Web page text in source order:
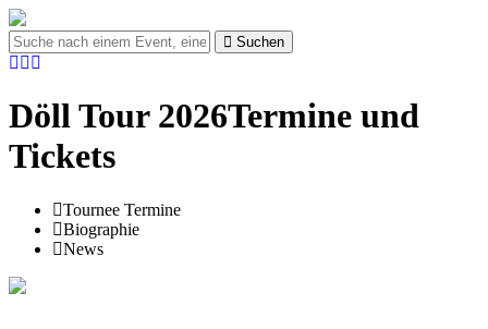
Suchen
Döll Tour 2026Termine und
Tickets
Tournee Termine
Biographie
News